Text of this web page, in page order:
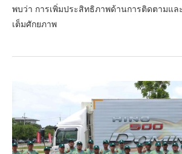
พบว่า การเพิ่มประสิทธิภาพด้านการติดตามแล
เต็มศักยภาพ